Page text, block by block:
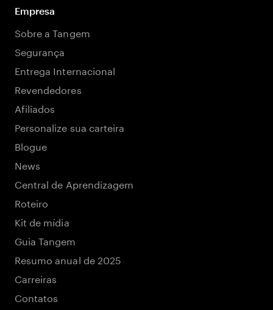
Empresa
Sobre a Tangem
Segurança
Entrega Internacional
Revendedores
Afiliados
Personalize sua carteira
Blogue
News
Central de Aprendizagem
Roteiro
Kit de mídia
Guia Tangem
Resumo anual de 2025
Carreiras
Contatos